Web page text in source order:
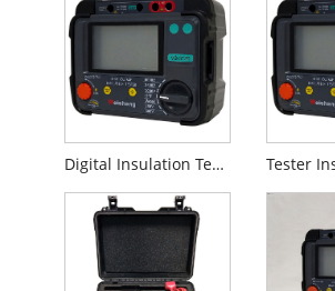
Digital Insulation Tester